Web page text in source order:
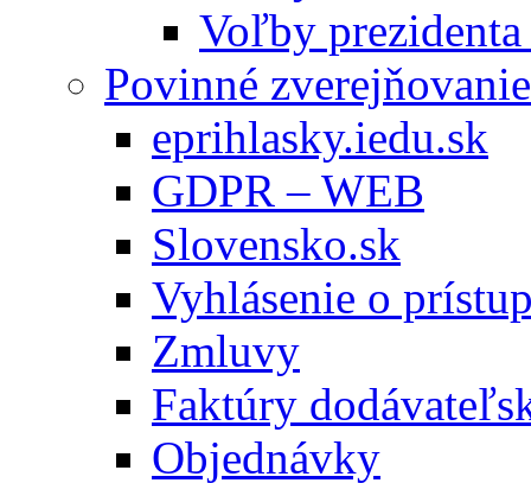
Voľby
Povinné zverejňovanie
eprihlasky.iedu.sk
GDPR – WEB
Slovensko.sk
Vyhlásenie o
Zmluvy
Faktúry
Objednávky